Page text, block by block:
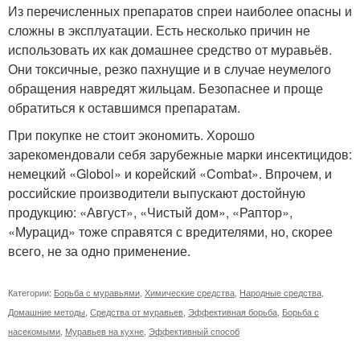
Из перечисленных препаратов спреи наиболее опасны и
сложны в эксплуатации. Есть несколько причин не
использовать их как домашнее средство от муравьёв.
Они токсичные, резко пахнущие и в случае неумелого
обращения навредят жильцам. Безопаснее и проще
обратиться к оставшимся препаратам.
При покупке не стоит экономить. Хорошо
зарекомендовали себя зарубежные марки инсектицидов:
немецкий «Globol» и корейский «Combat». Впрочем, и
российские производители выпускают достойную
продукцию: «Август», «Чистый дом», «Раптор»,
«Мурацид» тоже справятся с вредителями, но, скорее
всего, не за одно применение.
Категории: Борьба с муравьями Химические средства Народные средства
Домашние методы Средства от муравьев Эффективная борьба Борьба с
насекомыми Муравьев на кухне Эффективный способ